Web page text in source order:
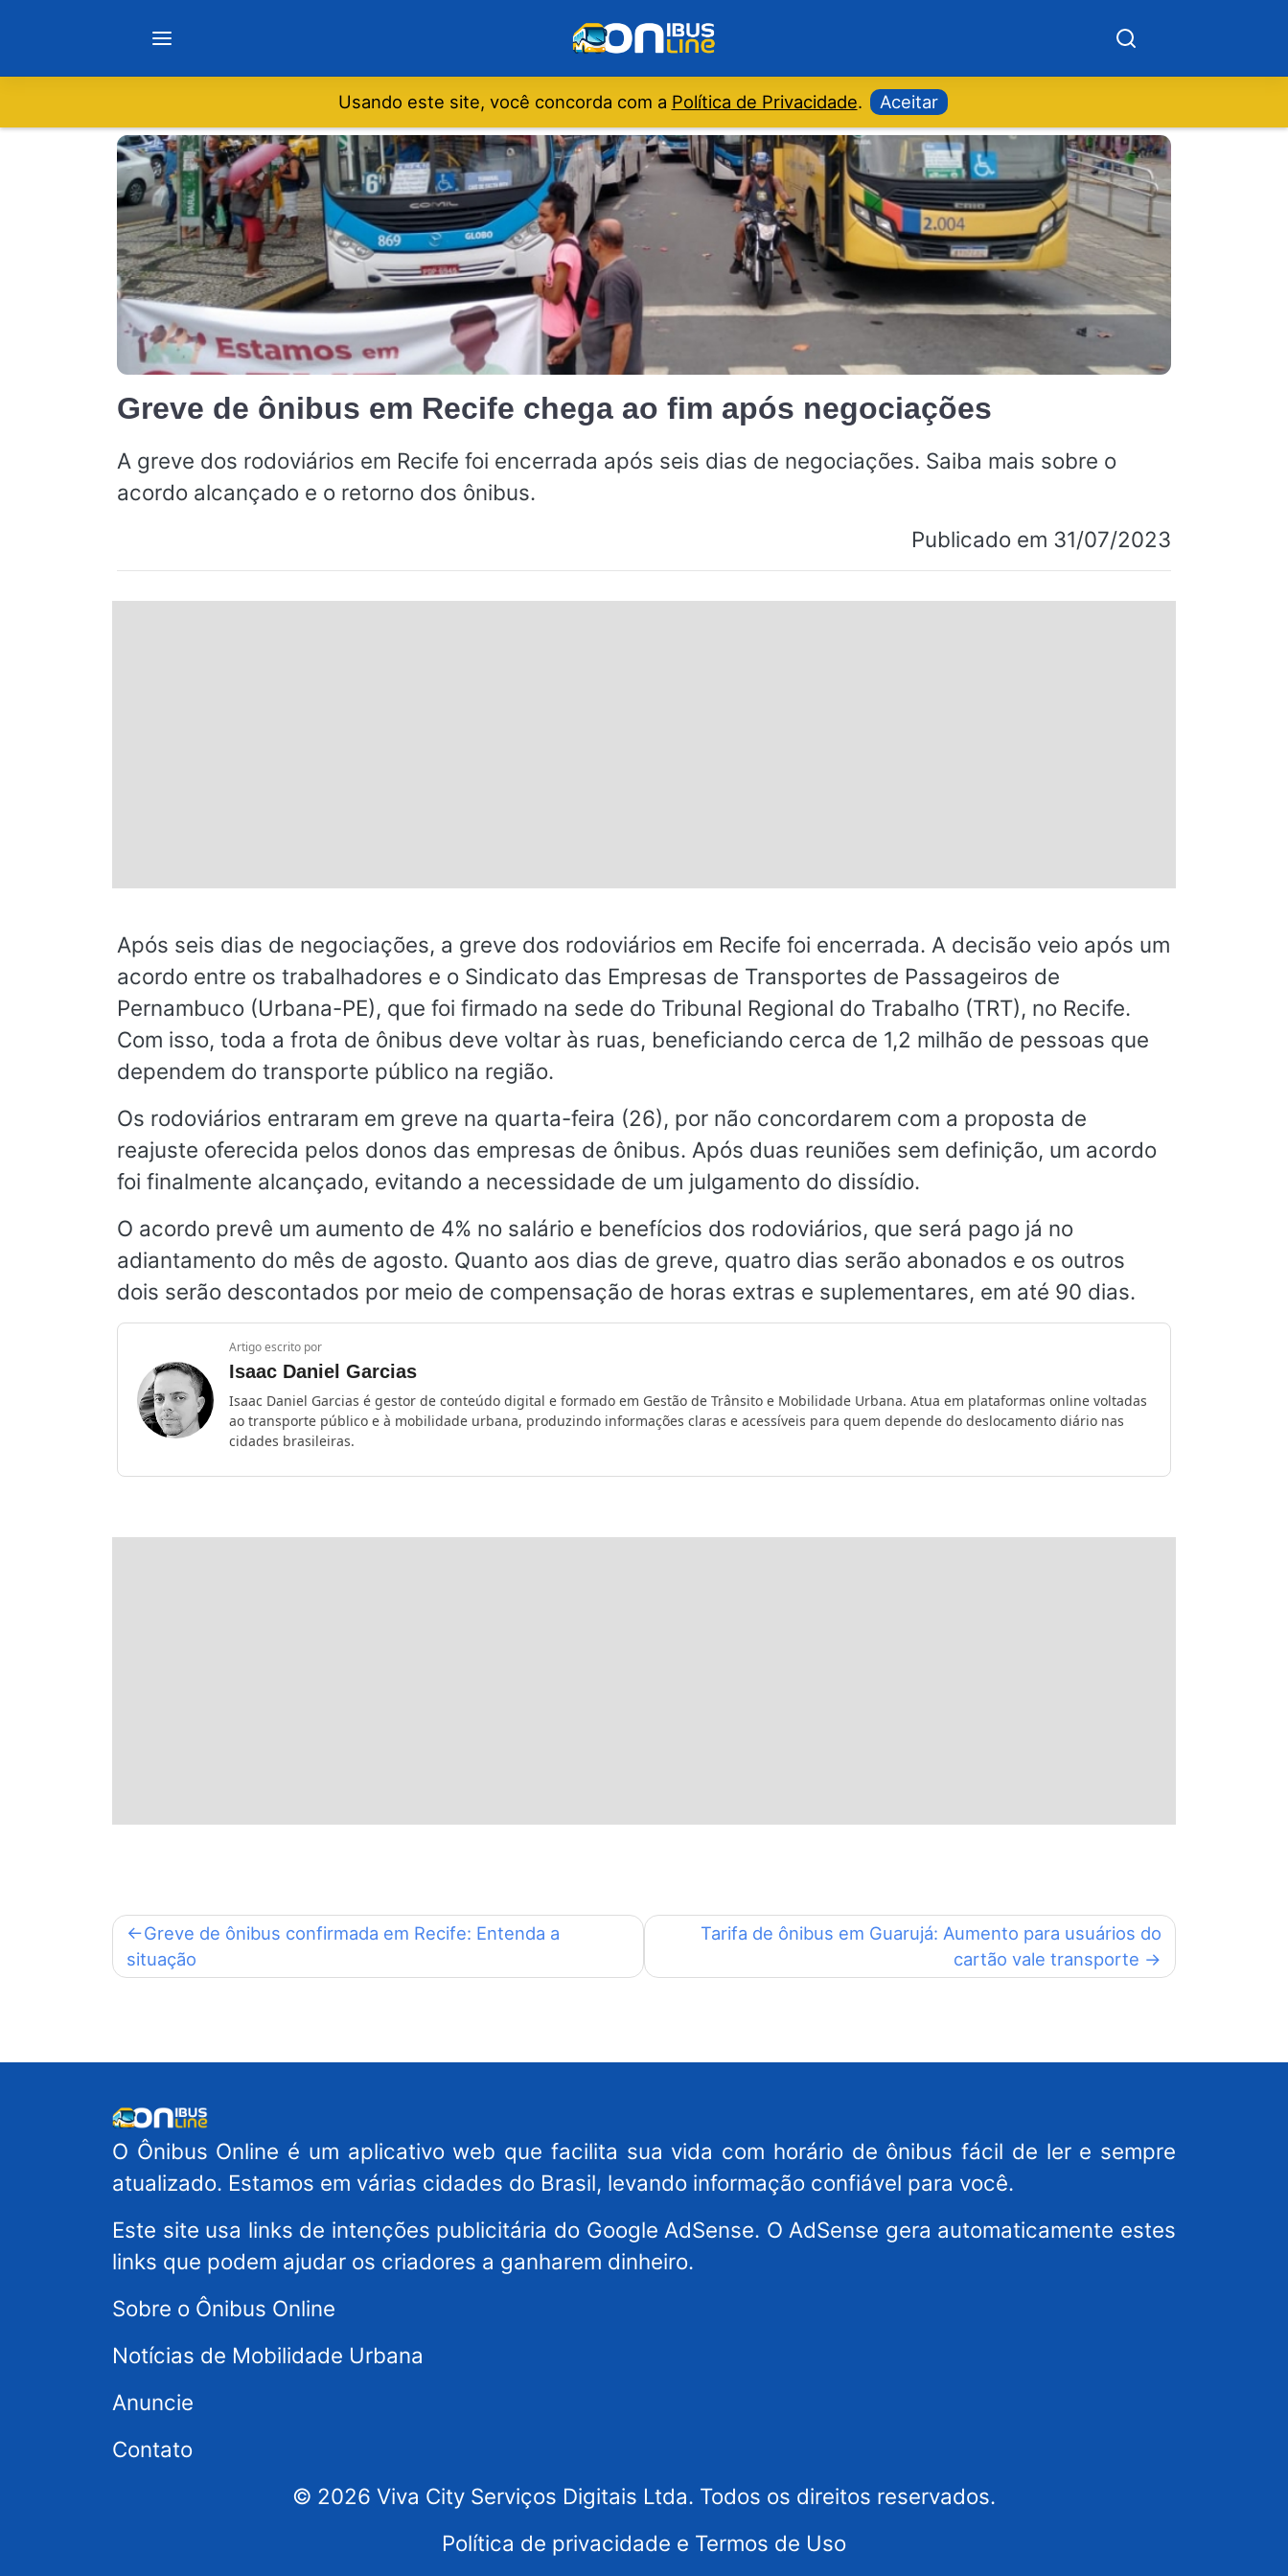
Notícias
Minas Gerais
São Paulo
Rio de Janeiro
Paraná
Santa Catarina
Usando este site, você concorda com a Política de Privacidade. Aceitar
Greve de ônibus em Recife chega ao fim após negociações
A greve dos rodoviários em Recife foi encerrada após seis dias de negociações. Saiba mais sobre o
acordo alcançado e o retorno dos ônibus.
Publicado em 31/07/2023
Após seis dias de negociações, a greve dos rodoviários em Recife foi encerrada. A decisão veio após um
acordo entre os trabalhadores e o Sindicato das Empresas de Transportes de Passageiros de
Pernambuco (Urbana-PE), que foi firmado na sede do Tribunal Regional do Trabalho (TRT), no Recife.
Com isso, toda a frota de ônibus deve voltar às ruas, beneficiando cerca de 1,2 milhão de pessoas que
dependem do transporte público na região.
Os rodoviários entraram em greve na quarta-feira (26), por não concordarem com a proposta de
reajuste oferecida pelos donos das empresas de ônibus. Após duas reuniões sem definição, um acordo
foi finalmente alcançado, evitando a necessidade de um julgamento do dissídio.
O acordo prevê um aumento de 4% no salário e benefícios dos rodoviários, que será pago já no
adiantamento do mês de agosto. Quanto aos dias de greve, quatro dias serão abonados e os outros
dois serão descontados por meio de compensação de horas extras e suplementares, em até 90 dias.
Artigo escrito por
Isaac Daniel Garcias
Isaac Daniel Garcias é gestor de conteúdo digital e formado em Gestão de Trânsito e Mobilidade Urbana. Atua em plataformas online voltadas
ao transporte público e à mobilidade urbana, produzindo informações claras e acessíveis para quem depende do deslocamento diário nas
cidades brasileiras.
Navegação
de
Greve de ônibus confirmada em Recife: Entenda a
situação
Tarifa de ônibus em Guarujá: Aumento para usuários do
cartão vale transporte
O Ônibus Online é um aplicativo web que facilita sua vida com horário de ônibus fácil de ler e sempre
atualizado. Estamos em várias cidades do Brasil, levando informação confiável para você.
Este site usa links de intenções publicitária do Google AdSense. O AdSense gera automaticamente estes
links que podem ajudar os criadores a ganharem dinheiro.
Sobre o Ônibus Online
Notícias de Mobilidade Urbana
Anuncie
Contato
© 2026 Viva City Serviços Digitais Ltda. Todos os direitos reservados.
Política de privacidade e Termos de Uso